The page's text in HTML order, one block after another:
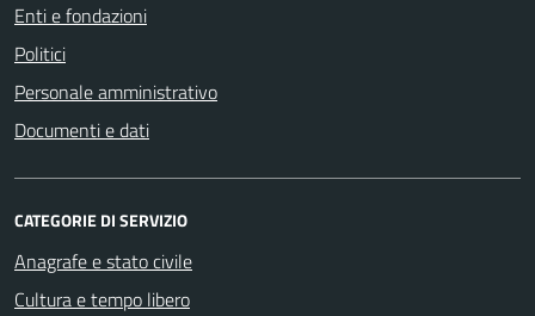
Enti e fondazioni
Politici
Personale amministrativo
Documenti e dati
CATEGORIE DI SERVIZIO
Anagrafe e stato civile
Cultura e tempo libero